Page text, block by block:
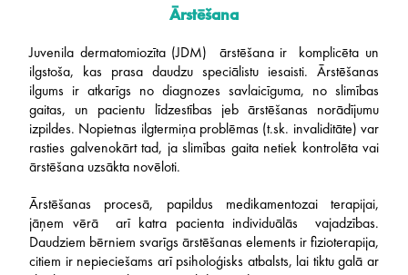
Ārstēšana
Juvenila dermatomiozīta (JDM) ārstēšana ir komplicēta un
ilgstoša, kas prasa daudzu speciālistu iesaisti. Ārstēšanas
ilgums ir atkarīgs no diagnozes savlaicīguma, no slimības
gaitas, un pacientu līdzestības jeb ārstēšanas norādījumu
izpildes. Nopietnas ilgtermiņa problēmas (t.sk. invaliditāte) var
rasties galvenokārt tad, ja slimības gaita netiek kontrolēta vai
ārstēšana uzsākta novēloti.
Ārstēšanas procesā, papildus medikamentozai terapijai,
jāņem vērā arī katra pacienta individuālās vajadzības.
Daudziem bērniem svarīgs ārstēšanas elements ir fizioterapija,
citiem ir nepieciešams arī psiholoģisks atbalsts, lai tiktu galā ar